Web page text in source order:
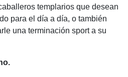
templarios que desean
para el día a día, o también
una terminación sport a su